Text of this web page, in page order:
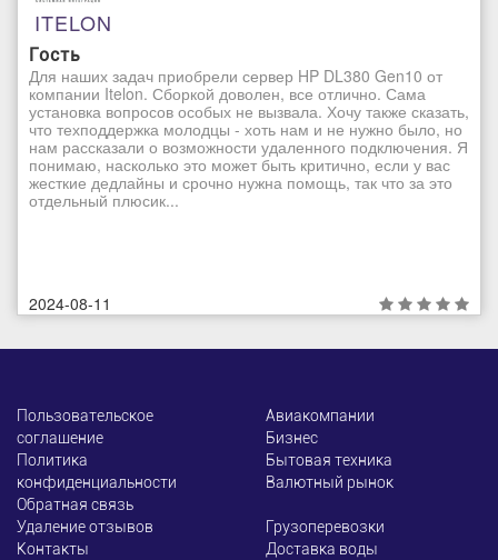
ITELON
Гость
Для наших задач приобрели сервер HP DL380 Gen10 от
компании Itelon. Сборкой доволен, все отлично. Сама
установка вопросов особых не вызвала. Хочу также сказать,
что техподдержка молодцы - хоть нам и не нужно было, но
нам рассказали о возможности удаленного подключения. Я
понимаю, насколько это может быть критично, если у вас
жесткие дедлайны и срочно нужна помощь, так что за это
отдельный плюсик...
2024-08-11
Пользовательское
соглашение
Политика
конфиденциальности
Обратная связь
Удаление отзывов
Контакты
Авиакомпании
Бизнес
Бытовая техника
Валютный рынок
Грузоперевозки
Доставка воды